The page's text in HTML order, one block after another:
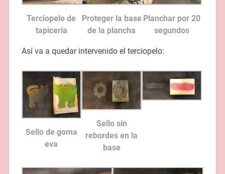
Terciopelo de
tapicería
Proteger la base
de la plancha
Planchar por 20
segundos
Así va a quedar intervenido el terciopelo:
Sello de goma
eva
Sello sin
rebordes en la
base